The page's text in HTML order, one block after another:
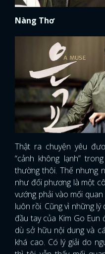
Nàng Thơ
Thật ra chuyện yêu
“cảnh không lạnh”
thường thôi. Thế nhưng
như đối phương là một
vướng phải vào mối
luôn rồi. Cũng vì những
đầu tay của Kim Go Eun
dù sở hữu nội dung và
khá cao. Có lý giải do